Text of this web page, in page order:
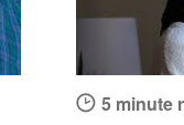
5 minute